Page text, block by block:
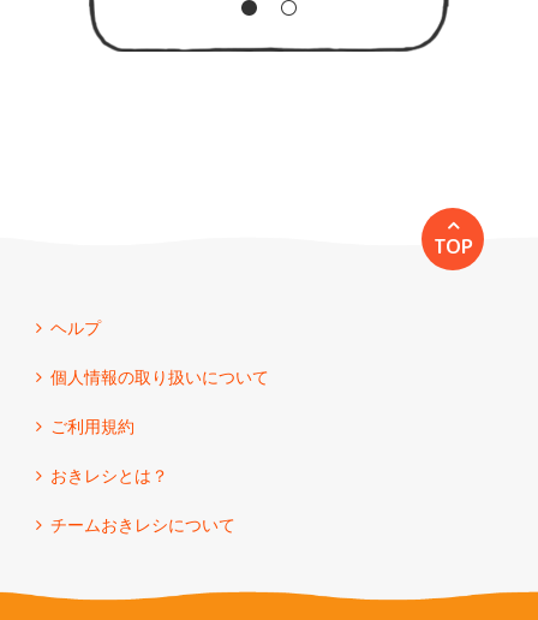
TOP
ヘルプ
個人情報の取り扱いについて
ご利用規約
おきレシとは？
チームおきレシについて